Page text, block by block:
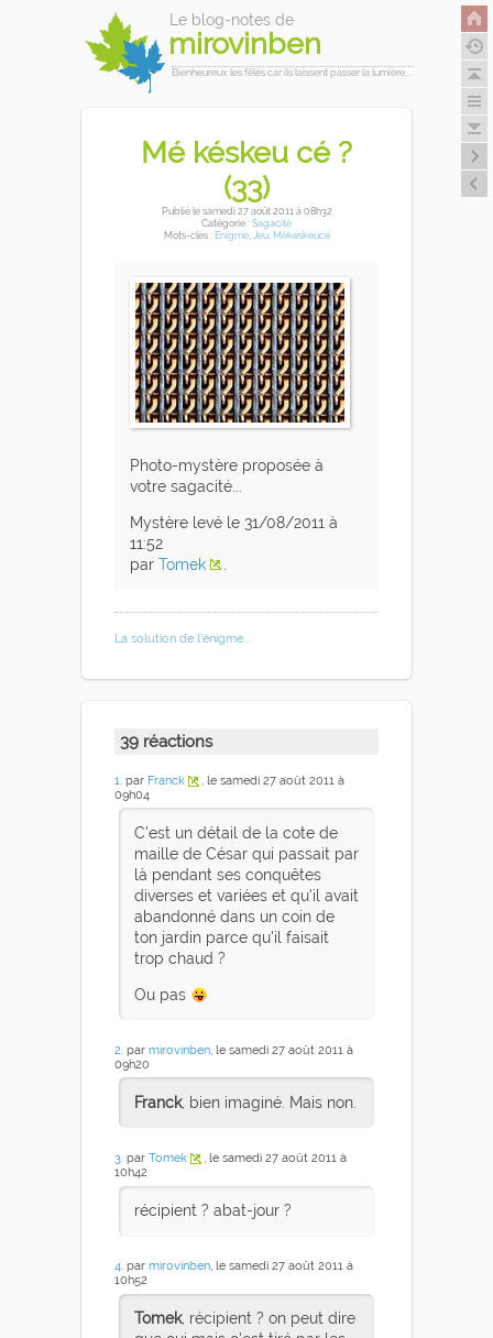
Le blog-notes de
mirovinben
Bienheureux les fêlés car ils laissent passer la lumière...
Mé késkeu cé ?
(33)
Publiéle samedi 27 août 2011 à 08h32
Catégorie : Sagacité
Mots-clés : Enigme, Jeu, Mékeskeucé
Photo-mystère proposée à
votre sagacité...
Mystère levé le 31/08/2011 à
11:52
par Tomek
La solution de l'énigme...
39 réactions
1. par Franck
, le samedi 27 août 2011 à
09h04
C'est un détail de la cote de
maille de César qui passait par
là pendant ses conquêtes
diverses et variées et qu'il avait
abandonné dans un coin de
ton jardin parce qu'il faisait
trop chaud ?
Ou pas
2. par mirovinben, le samedi 27 août 2011 à
09h20
Franck, bien imaginé. Mais non.
3. par Tomek
, le samedi 27 août 2011 à
10h42
récipient ? abat-jour ?
4. par mirovinben, le samedi 27 août 2011 à
10h52
Tomek, récipient ? on peut dire